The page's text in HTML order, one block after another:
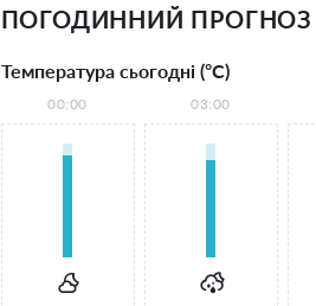
ПОГОДИННИЙ ПРОГНОЗ
Температура сьогодні (°С)
00:00 03:00